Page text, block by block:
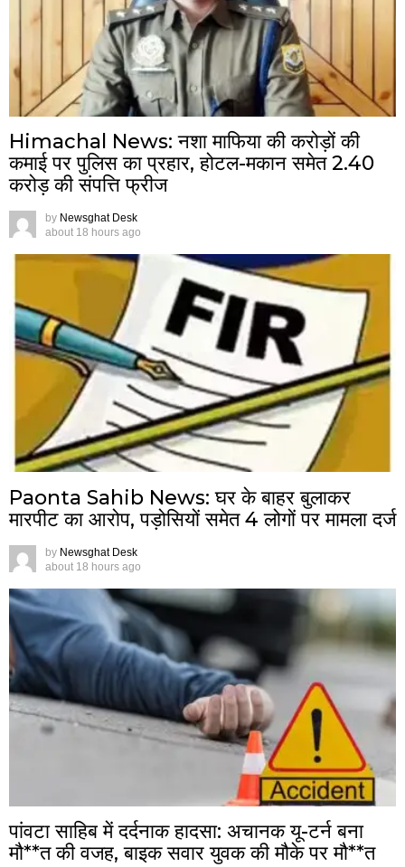
Himachal News: नशा माफिया की करोड़ों की
कमाई पर पुलिस का प्रहार, होटल-मकान समेत 2.40
करोड़ की संपत्ति फ्रीज
by Newsghat Desk
about 18 hours ago
Paonta Sahib News: घर के बाहर बुलाकर
मारपीट का आरोप, पड़ोसियों समेत 4 लोगों पर मामला दर्ज
by Newsghat Desk
about 18 hours ago
पांवटा साहिब में दर्दनाक हादसा: अचानक यू-टर्न बना
मौ**त की वजह, बाइक सवार युवक की मौके पर मौ**त